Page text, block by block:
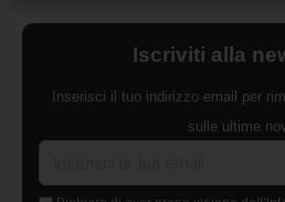
Iscriviti alla
Inserisci il tuo indirizzo email per
sulle ultime